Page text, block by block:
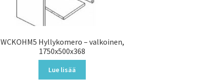
WCKOHM5 Hyllykomero – valkoinen,
1750x500x368
Lue lisää